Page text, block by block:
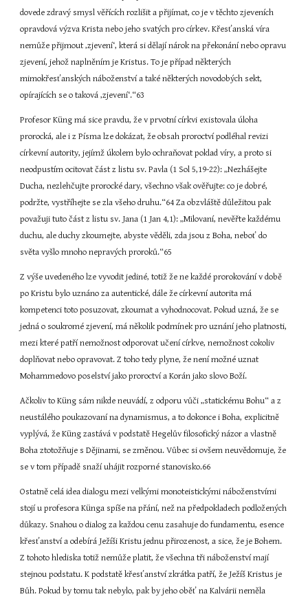
dovede zdravý smysl věřících rozlišit a přijímat, co je v těchto zjeveních
opravdová výzva Krista nebo jeho svatých pro církev. Křesťanská víra
nemůže přijmout ‚zjevení‘, která si dělají nárok na překonání nebo opravu
zjevení, jehož naplněním je Kristus. To je případ některých
mimokřesťanských náboženství a také některých novodobých sekt,
opírajících se o taková ‚zjevení‘.“63
Profesor Küng má sice pravdu, že v prvotní církvi existovala úloha
prorocká, ale i z Písma lze dokázat, že obsah proroctví podléhal revizi
církevní autority, jejímž úkolem bylo ochraňovat poklad víry, a proto si
neodpustím ocitovat část z listu sv. Pavla (1 Sol 5,19-22): „Nezhášejte
Ducha, nezlehčujte prorocké dary, všechno však ověřujte: co je dobré,
podržte, vystříhejte se zla všeho druhu.“64 Za obzvláště důležitou pak
považuji tuto část z listu sv. Jana (1 Jan 4,1): „Milovaní, nevěřte každému
duchu, ale duchy zkoumejte, abyste věděli, zda jsou z Boha, neboť do
světa vyšlo mnoho nepravých proroků.“65
Z výše uvedeného lze vyvodit jediné, totiž že ne každé prorokování v době
po Kristu bylo uznáno za autentické, dále že církevní autorita má
kompetenci toto posuzovat, zkoumat a vyhodnocovat. Pokud uzná, že se
jedná o soukromé zjevení, má několik podmínek pro uznání jeho platnosti,
mezi které patří nemožnost odporovat učení církve, nemožnost cokoliv
doplňovat nebo opravovat. Z toho tedy plyne, že není možné uznat
Mohammedovo poselství jako proroctví a Korán jako slovo Boží.
Ačkoliv to Küng sám nikde neuvádí, z odporu vůči „statickému Bohu“ a z
neustálého poukazovaní na dynamismus, a to dokonce i Boha, explicitně
vyplývá, že Küng zastává v podstatě Hegelův filosofický názor a vlastně
Boha ztotožňuje s Dějinami, se změnou. Vůbec si ovšem neuvědomuje, že
se v tom případě snaží uhájit rozporné stanovisko.66
Ostatně celá idea dialogu mezi velkými monoteistickými náboženstvími
stojí u profesora Künga spíše na přání, než na předpokladech podložených
důkazy. Snahou o dialog za každou cenu zasahuje do fundamentu, esence
křesťanství a odebírá Ježíši Kristu jednu přirozenost, a sice, že je Bohem.
Z tohoto hlediska totiž nemůže platit, že všechna tři náboženství mají
stejnou podstatu. K podstatě křesťanství zkrátka patří, že Ježíš Kristus je
Bůh. Pokud by tomu tak nebylo, pak by jeho oběť na Kalvárii neměla